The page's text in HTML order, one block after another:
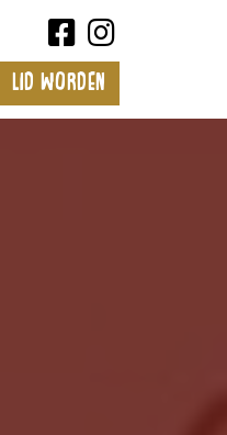
Lid worden